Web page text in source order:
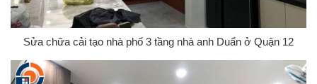
Sửa chữa cải tạo nhà phố 3 tầng nhà anh Duẩn ở Quận 12